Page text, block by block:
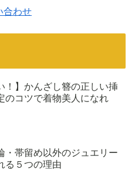
合わせ
！】かんざし簪の正しい挿
のコツで着物美人になれ
・帯留め以外のジュエリー
る５つの理由